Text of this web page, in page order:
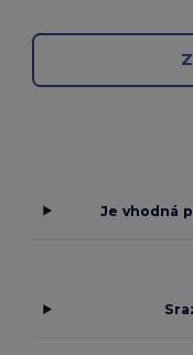
Je vhodná